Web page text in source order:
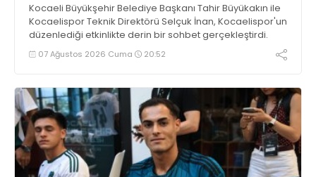
Kocaeli Büyükşehir Belediye Başkanı Tahir Büyükakın ile
Kocaelispor Teknik Direktörü Selçuk İnan, Kocaelispor'un
düzenlediği etkinlikte derin bir sohbet gerçekleştirdi.
07 Ağustos 2026 Cuma 20:52